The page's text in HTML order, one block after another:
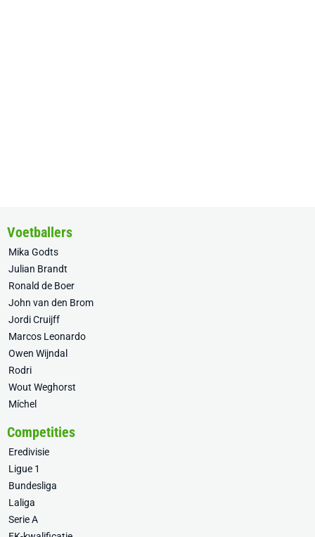
Voetballers
Mika Godts
Julian Brandt
Ronald de Boer
John van den Brom
Jordi Cruijff
Marcos Leonardo
Owen Wijndal
Rodri
Wout Weghorst
Míchel
Competities
Eredivisie
Ligue 1
Bundesliga
Laliga
Serie A